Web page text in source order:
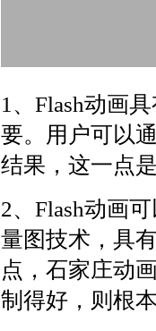
1、Flash动画
要。用户可以
结果，这一点
2、Flash动画
量图技术，具
点，石家庄动
制得好，则根